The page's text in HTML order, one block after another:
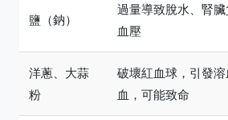
鹽（鈉）
過量導致脫水、腎
血壓
洋蔥、大蒜
粉
破壞紅血球，引發
血，可能致命